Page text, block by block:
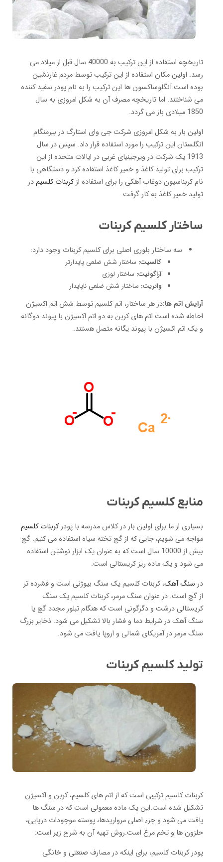
تاریخچه استفاده از این ترکیب به 40000 سال قبل از میلاد می
رسد. اولین مکان استفاده از این ترکیب توسط مردم غارنشین
بوده است.آنگلوساکسون ها این ترکیب را به نام پودر سفید کننده
می شناختند. اما تاریخچه مصرف آن به شکل امروزی به سال
1850 میلادی باز می گردد.
اولین بار به شکل امروزی شرکت جی وای استارگ در بیرمنگام
انگلستان این ترکیب را مورد استفاده قرار داد. سپس در سال
1913 یک شرکت در ویرجینیای غربی در ایالات متحده از این
ترکیب برای تولید کاغذ و خمیر کاغذ استفاده کرد و دستگاهی با
نام کربناسیون دوغاب آهکی را برای استفاده ازکربنات کلسیمدر
تولید خمیر کاغذ به کار گرفت.
ساختار کلسیم کربنات
سه ساختار بلوری اصلی برای کلسیم کربنات وجود دارد:
کالسیت: ساختار شش ضلعی پایدارتر
آراگونیت: ساختار لوزی
واتریت: ساختار شش ضلعی ناپایدار
آرایش اتم ها:در هر ساختار، اتم کلسیم توسط شش اتم اکسیژن
احاطه شده است.اتم های کربن به دو اتم اکسیژن با پیوند دوگانه
و یک اتم اکسیژن با پیوند یگانه متصل هستند.
منابع کلسیم کربنات
بسیاری از ما برای اولین بار در کلاس مدرسه با پودرکربنات کلسیم
مواجه می شویم، جایی که از گچ تخته سیاه استفاده می کنیم. گچ
بیش از 10000 سال است که به عنوان یک ابزار نوشتن استفاده
می شود و یک ماده ریز کریستالی است.
در سنگ آهک، کربنات کلسیم یک سنگ بیوژنی است و فشرده تر
از گچ است. در عنوان سنگ مرمر، کربنات کلسیم یک سنگ
کریستالی درشت و دگرگونی است که هنگام تبلور مجدد گچ یا
سنگ آهک در شرایط دما و فشار بالا تشکیل می شود. ذخایر بزرگ
سنگ مرمر در آمریکای شمالی و اروپا یافت می شود.
تولید کلسیم کربنات
کربنات کلسیم ترکیبی است که از اتم های کلسیم، کربن و اکسیژن
تشکیل شده است.این یک ماده معمولی است که در سنگ ها
یافت می شود و جزء اصلی مرواریدها، پوسته موجودات دریایی،
حلزون ها و تخم مرغ است.روش تهیه آن به شرح زیر است:
پودر کربنات کلسیم، برای اینکه در مصارف صنعتی و خانگی